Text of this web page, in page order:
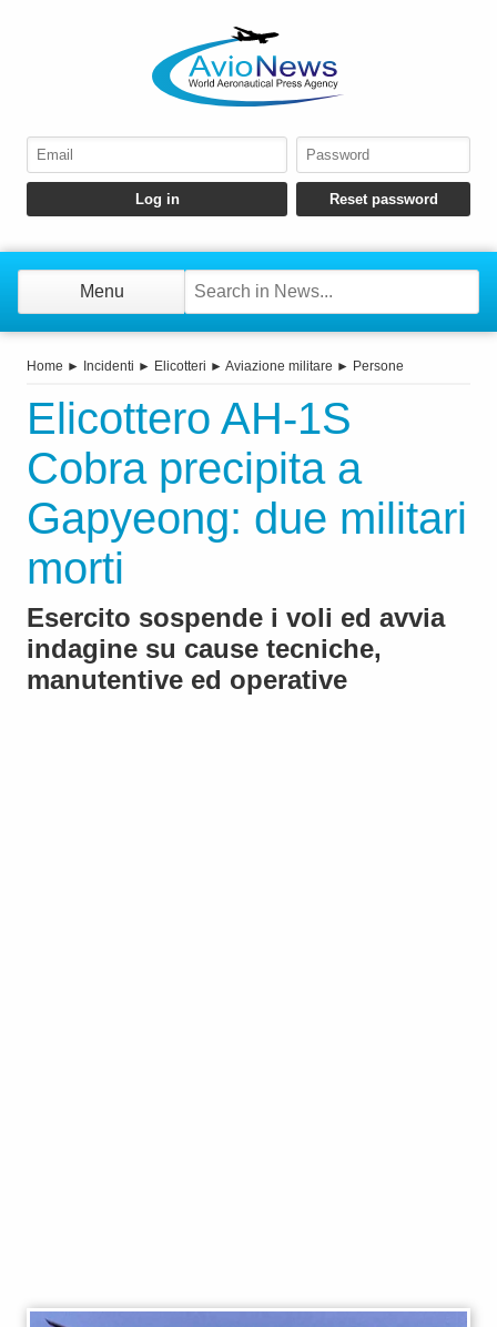
Menu
Home ► Incidenti ► Elicotteri ► Aviazione militare ► Persone
Elicottero AH‑1S
Cobra precipita a
Gapyeong: due militari
morti
Esercito sospende i voli ed avvia
indagine su cause tecniche,
manutentive ed operative